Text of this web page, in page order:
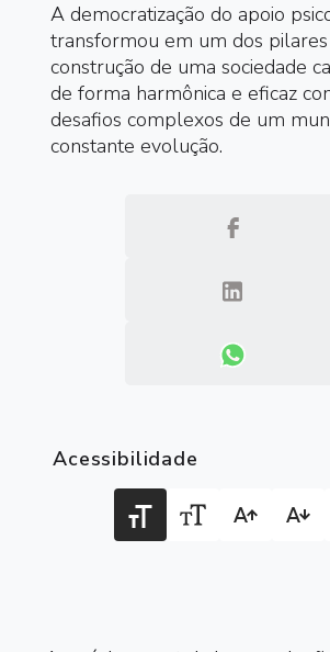
A democratização do apoio
transformou em um dos
construção de uma sociedade
de forma harmônica e eficaz
desafios complexos de um
constante evolução.
Acessibilidade